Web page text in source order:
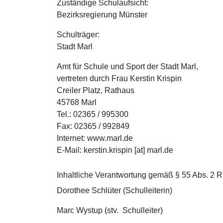
Zuständige Schulaufsicht:
Bezirksregierung Münster
Schulträger:
Stadt Marl
Amt für Schule und Sport der Stadt Marl,
vertreten durch Frau Kerstin Krispin
Creiler Platz, Rathaus
45768 Marl
Tel.: 02365 / 995300
Fax: 02365 / 992849
Internet: www.marl.de
E-Mail: kerstin.krispin [at] marl.de
Inhaltliche Verantwortung gemäß § 55 Abs. 2
Dorothee Schlüter (Schulleiterin)
Marc Wystup (stv. Schulleiter)